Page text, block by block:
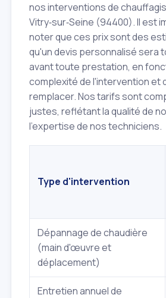
nos interventions de
Vitry‑sur‑Seine (94400). Il est
noter que ces prix sont des
qu'un devis personnalisé sera
avant toute prestation, en
complexité de l'intervention et
remplacer. Nos tarifs sont
justes, reflétant la qualité de
l'expertise de nos techniciens.
Type d'intervention
Dépannage de chaudière
(main d'œuvre et
déplacement)
Entretien annuel de